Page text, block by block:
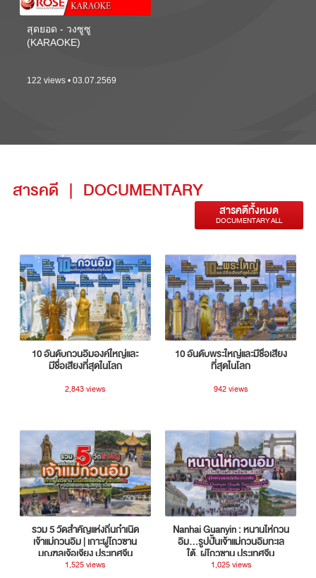
สุดยอด - วงซูซู
(KARAOKE)
122 views • 03.07.2569
สารคดี | DOCUMENTARY
สารคดีทั้งหมด
DOCUMENTARY ALL
10 อันดับกวนอิมองค์ใหญ่และ
มีชื่อเสียงที่สุดในโลก
2,843 views
10 อันดับพระใหญ่และมีชื่อเสียง
ที่สุดในโลก
942 views
รวม 5 วัดสำคัญแห่งถิ่นกำเนิด
เจ้าแม่กวนอิม | เกาะผู่โถวซาน
มณฑลเจ้อเจียง ประเทศจีน
1,525 views
Nanhai Guanyin : หนานไห่กวน
อิม...รูปปั้นเจ้าแม่กวนอิมทะเล
ใต้, ผู่โถวซาน ประเทศจีน
1,025 views